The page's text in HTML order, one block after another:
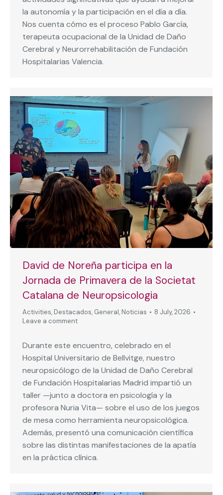
la autonomía y la participación en el día a día.
Nos cuenta cómo es el proceso Pablo García,
terapeuta ocupacional de la Unidad de Daño
Cerebral y Neurorrehabilitación de Fundación
Hospitalarias Valencia.
David de Noreña participa en la
Jornada de Primavera de la Societat
Catalana de Neuropsicologia
Activities, Destacados, General, Noticias
8 July, 2026
Leave a comment
Durante este encuentro, celebrado en el
Hospital Universitario de Bellvitge, nuestro
neuropsicólogo de la Unidad de Daño Cerebral
de Fundación Hospitalarias Madrid impartió un
taller —junto a doctora en psicología y la
profesora Nuria Vita— sobre el uso de los juegos
de mesa como herramienta neuropsicológica.
Además, presentó una comunicación científica
sobre las distintas manifestaciones de la apatía
en la práctica clínica.